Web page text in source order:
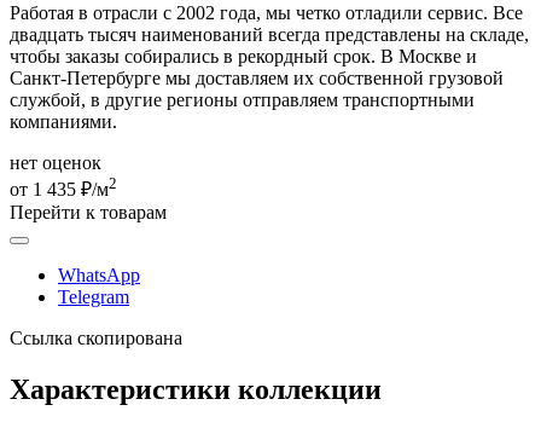
Работая в отрасли с 2002 года, мы четко отладили сервис. Все
двадцать тысяч наименований всегда представлены на складе,
чтобы заказы собирались в рекордный срок. В Москве и
Санкт-Петербурге мы доставляем их собственной грузовой
службой, в другие регионы отправляем транспортными
компаниями.
нет оценок
от 1 435 ₽/м2
Перейти к товарам
WhatsApp
Telegram
Ссылка скопирована
Характеристики коллекции